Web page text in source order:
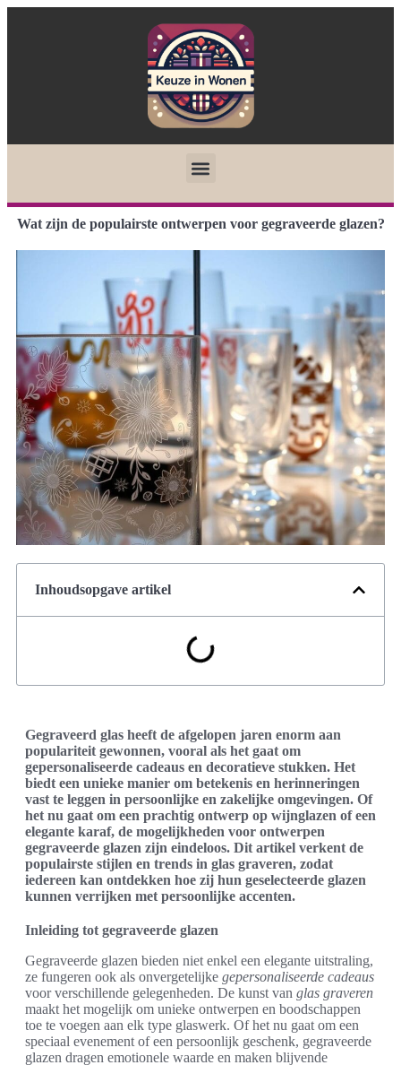
Wat zijn de populairste ontwerpen voor gegraveerde glazen?
Inhoudsopgave artikel
Gegraveerd glas heeft de afgelopen jaren enorm aan
populariteit gewonnen, vooral als het gaat om
gepersonaliseerde cadeaus en decoratieve stukken. Het
biedt een unieke manier om betekenis en herinneringen
vast te leggen in persoonlijke en zakelijke omgevingen. Of
het nu gaat om een prachtig ontwerp op wijnglazen of een
elegante karaf, de mogelijkheden voor ontwerpen
gegraveerde glazen zijn eindeloos. Dit artikel verkent de
populairste stijlen en trends in glas graveren, zodat
iedereen kan ontdekken hoe zij hun geselecteerde glazen
kunnen verrijken met persoonlijke accenten.
Inleiding tot gegraveerde glazen
Gegraveerde glazen bieden niet enkel een elegante uitstraling,
ze fungeren ook als onvergetelijke gepersonaliseerde cadeaus
voor verschillende gelegenheden. De kunst van glas graveren
maakt het mogelijk om unieke ontwerpen en boodschappen
toe te voegen aan elk type glaswerk. Of het nu gaat om een
speciaal evenement of een persoonlijk geschenk, gegraveerde
glazen dragen emotionele waarde en maken blijvende